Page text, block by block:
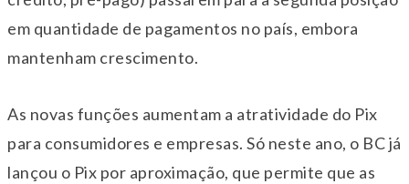
em quantidade de pagamentos no país, embora
mantenham crescimento.
As novas funções aumentam a atratividade do Pix
para consumidores e empresas. Só neste ano, o BC já
lançou o Pix por aproximação, que permite que as